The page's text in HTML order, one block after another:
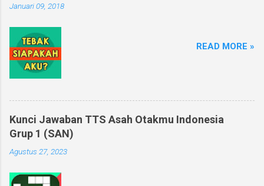
Januari 09, 2018
READ MORE »
Kunci Jawaban TTS Asah Otakmu Indonesia
Grup 1 (SAN)
Agustus 27, 2023